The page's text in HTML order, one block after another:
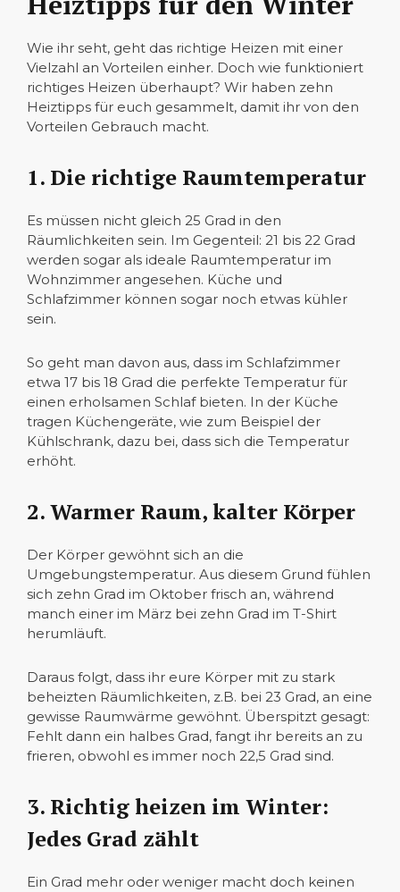
Wie ihr seht, geht das richtige Heizen mit einer
Vielzahl an Vorteilen einher. Doch wie funktioniert
richtiges Heizen überhaupt? Wir haben zehn
Heiztipps für euch gesammelt, damit ihr von den
Vorteilen Gebrauch macht.
1. Die richtige Raumtemperatur
Es müssen nicht gleich 25 Grad in den
Räumlichkeiten sein. Im Gegenteil: 21 bis 22 Grad
werden sogar als ideale Raumtemperatur im
Wohnzimmer angesehen. Küche und
Schlafzimmer können sogar noch etwas kühler
sein.
So geht man davon aus, dass im Schlafzimmer
etwa 17 bis 18 Grad die perfekte Temperatur für
einen erholsamen Schlaf bieten. In der Küche
tragen Küchengeräte, wie zum Beispiel der
Kühlschrank, dazu bei, dass sich die Temperatur
erhöht.
2. Warmer Raum, kalter Körper
Der Körper gewöhnt sich an die
Umgebungstemperatur. Aus diesem Grund fühlen
sich zehn Grad im Oktober frisch an, während
manch einer im März bei zehn Grad im T-Shirt
herumläuft.
Daraus folgt, dass ihr eure Körper mit zu stark
beheizten Räumlichkeiten, z.B. bei 23 Grad, an eine
gewisse Raumwärme gewöhnt. Überspitzt gesagt:
Fehlt dann ein halbes Grad, fangt ihr bereits an zu
frieren, obwohl es immer noch 22,5 Grad sind.
3. Richtig heizen im Winter:
Jedes Grad zählt
Ein Grad mehr oder weniger macht doch keinen